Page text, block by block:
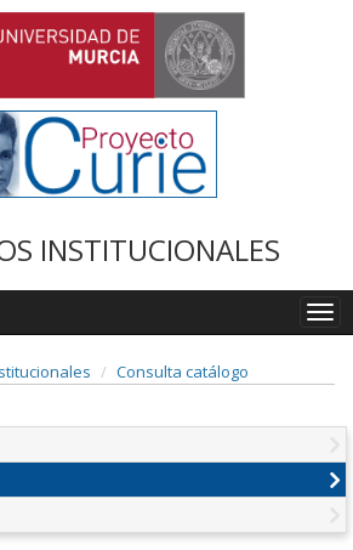
INSTITUCIONALES
Consulta catálogo